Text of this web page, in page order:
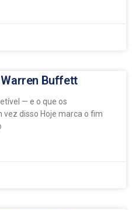
Buffett
— e o que os
disso Hoje marca o fim